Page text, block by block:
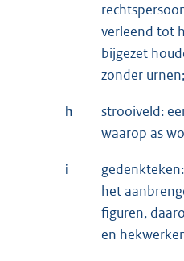
verleend tot
bijgezet
zonder urnen;
h
strooiveld:
waarop as
i
het
figuren,
en